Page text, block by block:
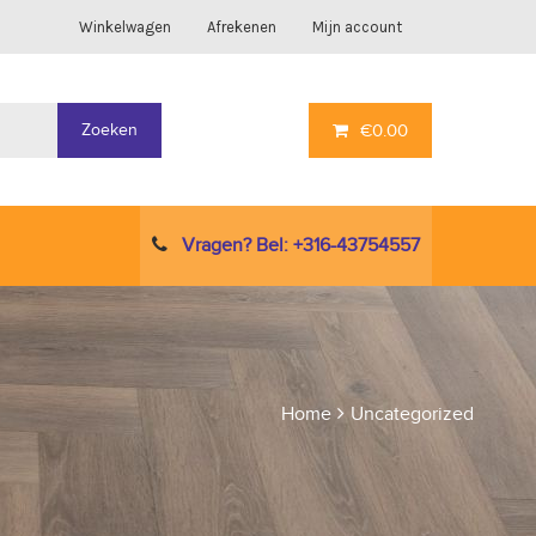
Winkelwagen Afrekenen Mijn account
Zoeken €0.00
Vragen? Bel: +316-43754557
Home Uncategorized